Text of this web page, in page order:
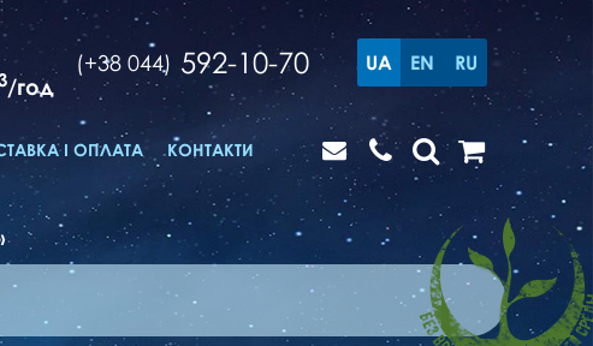
/год
(+38 044) 592-10-70 UA EN RU
І ОПЛАТА КОНТАКТИ